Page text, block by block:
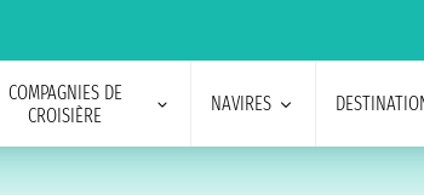
COMPAGNIES DE
CROISIÈRE
NAVIRES